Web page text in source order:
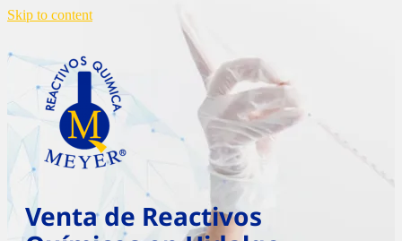
Skip to content
Venta de Reactivos